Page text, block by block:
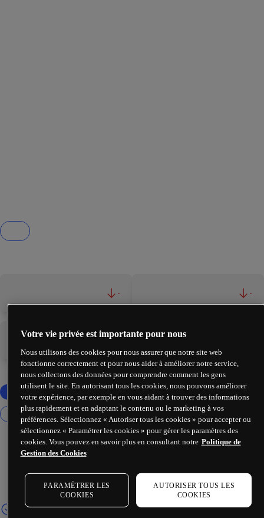
- -
Votre vie privée est importante pour nous
Nous utilisons des cookies pour nous assurer que notre site web
fonctionne correctement et pour nous aider à améliorer notre service,
nous collectons des données pour comprendre comment les gens
utilisent le site. En autorisant tous les cookies, nous pouvons améliorer
votre expérience, par exemple en vous aidant à trouver des informations
plus rapidement et en adaptant le contenu ou le marketing à vos
préférences. Sélectionnez « Autoriser tous les cookies » pour accepter ou
sélectionnez « Paramétrer les cookies » pour gérer les paramètres des
cookies. Vous pouvez en savoir plus en consultant notre Politique de
Gestion des Cookies
PARAMÉTRER LES
COOKIES
AUTORISER TOUS LES
COOKIES